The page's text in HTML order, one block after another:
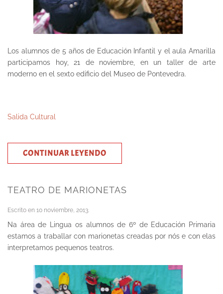
Los alumnos de 5 años de Educación Infantil y el aula Amarilla
participamos hoy, 21 de noviembre, en un taller de arte
moderno en el sexto edificio del Museo de Pontevedra.
Salida Cultural
CONTINUAR LEYENDO
TEATRO DE MARIONETAS
Escrito en 10 noviembre, 2013
Na área de Lingua os alumnos de 6º de Educación Primaria
estamos a traballar con marionetas creadas por nós e con elas
interpretamos pequenos teatros.